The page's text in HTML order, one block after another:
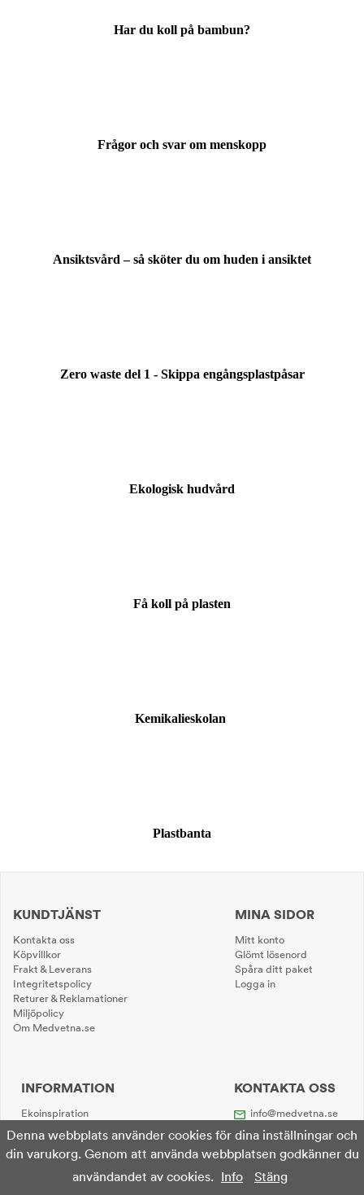
Har du koll på bambun?
Frågor och svar om menskopp
Ansiktsvård – så sköter du om huden i ansiktet
Zero waste del 1 - Skippa engångsplastpåsar
Ekologisk hudvård
Få koll på plasten
Kemikalieskolan
Plastbanta
KUNDTJÄNST
Kontakta oss
Köpvillkor
Frakt & Leverans
Integritetspolicy
Returer & Reklamationer
Miljöpolicy
Om Medvetna.se
MINA SIDOR
Mitt konto
Glömt lösenord
Spåra ditt paket
Logga in
INFORMATION
Ekoinspiration
KONTAKTA OSS
info@medvetna.se
08 - 652 40 00
Kundtjänst
telefontider:
Helgfri mån-ons
Denna webbplats använder cookies för dina inställningar och
din varukorg. Genom att använda webbplatsen godkänner du
användandet av cookies. Info Stäng